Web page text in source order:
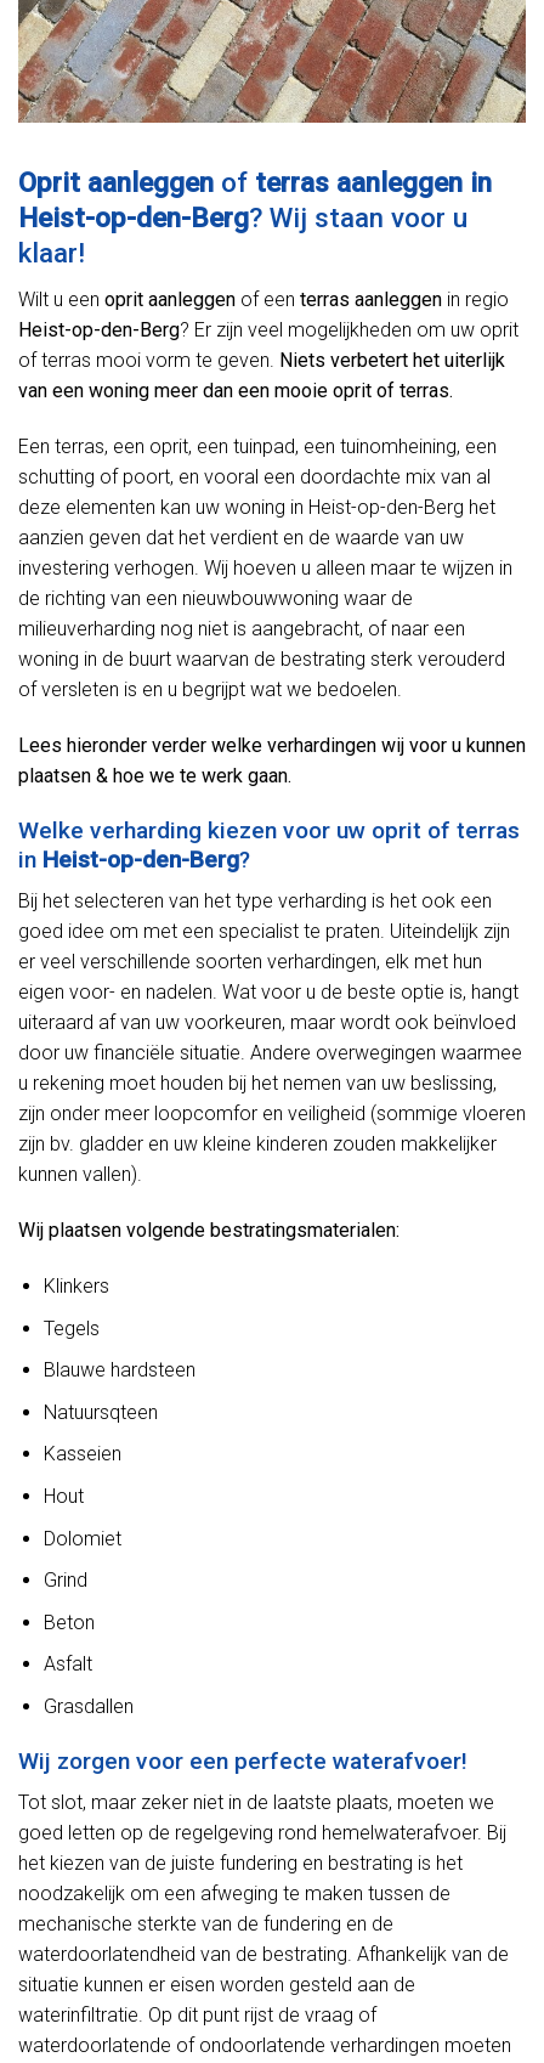
Oprit aanleggen of terras aanleggen in
Heist-op-den-Berg? Wij staan voor u
klaar!
Wilt u een oprit aanleggen of een terras aanleggen in regio
Heist-op-den-Berg? Er zijn veel mogelijkheden om uw oprit
of terras mooi vorm te geven. Niets verbetert het uiterlijk
van een woning meer dan een mooie oprit of terras.
Een terras, een oprit, een tuinpad, een tuinomheining, een
schutting of poort, en vooral een doordachte mix van al
deze elementen kan uw woning in Heist-op-den-Berg het
aanzien geven dat het verdient en de waarde van uw
investering verhogen. Wij hoeven u alleen maar te wijzen in
de richting van een nieuwbouwwoning waar de
milieuverharding nog niet is aangebracht, of naar een
woning in de buurt waarvan de bestrating sterk verouderd
of versleten is en u begrijpt wat we bedoelen.
Lees hieronder verder welke verhardingen wij voor u kunnen
plaatsen & hoe we te werk gaan.
Welke verharding kiezen voor uw oprit of terras
in Heist-op-den-Berg?
Bij het selecteren van het type verharding is het ook een
goed idee om met een specialist te praten. Uiteindelijk zijn
er veel verschillende soorten verhardingen, elk met hun
eigen voor- en nadelen. Wat voor u de beste optie is, hangt
uiteraard af van uw voorkeuren, maar wordt ook beïnvloed
door uw financiële situatie. Andere overwegingen waarmee
u rekening moet houden bij het nemen van uw beslissing,
zijn onder meer loopcomfor en veiligheid (sommige vloeren
zijn bv. gladder en uw kleine kinderen zouden makkelijker
kunnen vallen).
Wij plaatsen volgende bestratingsmaterialen:
Klinkers
Tegels
Blauwe hardsteen
Natuursqteen
Kasseien
Hout
Dolomiet
Grind
Beton
Asfalt
Grasdallen
Wij zorgen voor een perfecte waterafvoer!
Tot slot, maar zeker niet in de laatste plaats, moeten we
goed letten op de regelgeving rond hemelwaterafvoer. Bij
het kiezen van de juiste fundering en bestrating is het
noodzakelijk om een afweging te maken tussen de
mechanische sterkte van de fundering en de
waterdoorlatendheid van de bestrating. Afhankelijk van de
situatie kunnen er eisen worden gesteld aan de
waterinfiltratie. Op dit punt rijst de vraag of
waterdoorlatende of ondoorlatende verhardingen moeten